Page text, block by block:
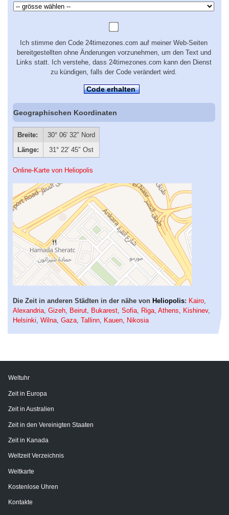
Ich stimme den Code 24timezones.com auf meiner Web-Seiten
bereitgestellten ohne Änderungen vorzunehmen, um den Text und
Links statt. Ich verstehe, dass 24timezones.com kann den Dienst
zu kündigen, falls der Code verändert wird.
Code erhalten
Geographischen Koordinaten
Breite:
30° 06′ 32″ Nord
Länge:
31° 22′ 45″ Ost
Online-Karte von Heliopolis
Die Zeit in anderen Städten in der nähe von Heliopolis: Kairo
Alexandria Gizeh Beirut Bukarest Sofia Riga Athens Kishinev,
Helsinki Wilna Gaza Tallinn Kauen Nikosia
Weltuhr
Zeit in Europa
Zeit in Australien
Zeit in den Vereinigten Staaten
Zeit in Kanada
Weltzeit Verzeichnis
Weltkarte
Kostenlose Uhren
Kontakte